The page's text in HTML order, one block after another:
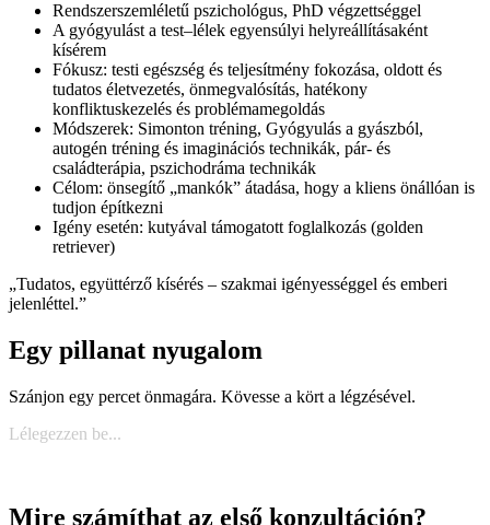
Rendszerszemléletű pszichológus, PhD végzettséggel
A gyógyulást a test–lélek egyensúlyi helyreállításaként
kísérem
Fókusz: testi egészség és teljesítmény fokozása, oldott és
tudatos életvezetés, önmegvalósítás, hatékony
konfliktuskezelés és problémamegoldás
Módszerek: Simonton tréning, Gyógyulás a gyászból,
autogén tréning és imaginációs technikák, pár- és
családterápia, pszichodráma technikák
Célom: önsegítő „mankók” átadása, hogy a kliens önállóan is
tudjon építkezni
Igény esetén: kutyával támogatott foglalkozás (golden
retriever)
„Tudatos, együttérző kísérés – szakmai igényességgel és emberi
jelenléttel.”
Egy pillanat nyugalom
Szánjon egy percet önmagára. Kövesse a kört a légzésével.
Lélegezzen be...
Mire számíthat az első konzultáción?